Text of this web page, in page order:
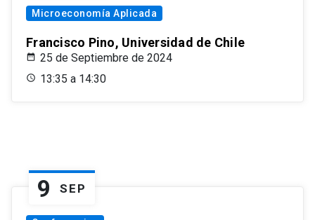
Microeconomía Aplicada
Francisco Pino, Universidad de Chile
25 de Septiembre de 2024
13:35 a 14:30
9 SEP